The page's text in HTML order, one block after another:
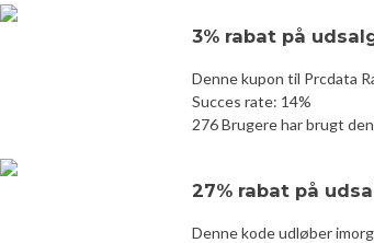
3% rabat på
Denne kupon til Prcdata
Succes rate: 14%
276 Brugere har brugt
27% rabat på
Denne kode udløber